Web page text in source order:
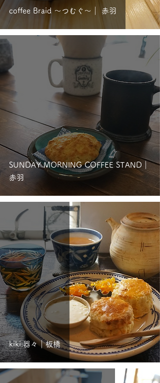
coffee Braid 〜つむぐ〜｜ 赤羽
SUNDAY MORNING COFFEE STAND｜
赤羽
kiki:器々｜板橋